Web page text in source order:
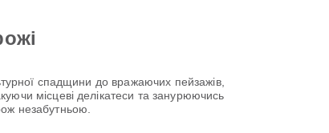
спадщини до вражаючих пейзажів,
місцеві делікатеси та занурюючись
незабутньою.